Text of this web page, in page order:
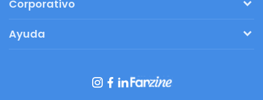
Corporativo
Regalos originales
Ayuda
Botón de arrepentimiento